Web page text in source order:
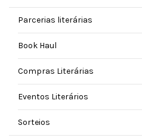
Parcerias literárias
Book Haul
Compras Literárias
Eventos Literários
Sorteios